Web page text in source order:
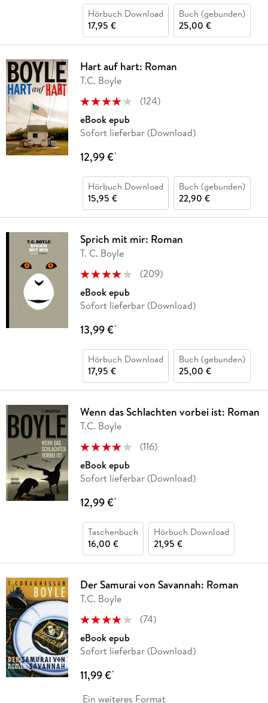
Hörbuch Download
17,95 €
Buch (gebunden)
25,00 €
Hart auf hart: Roman
T.C. Boyle
(124)
eBook epub
Sofort lieferbar (Download)
12,99 €*
Hörbuch Download
15,95 €
Buch (gebunden)
22,90 €
Sprich mit mir: Roman
T. C. Boyle
(209)
eBook epub
Sofort lieferbar (Download)
13,99 €*
Hörbuch Download
17,95 €
Buch (gebunden)
25,00 €
Wenn das Schlachten vorbei ist: Roman
T.C. Boyle
(116)
eBook epub
Sofort lieferbar (Download)
12,99 €*
Taschenbuch
16,00 €
Hörbuch Download
21,95 €
Der Samurai von Savannah: Roman
T.C. Boyle
(74)
eBook epub
Sofort lieferbar (Download)
11,99 €*
Ein weiteres Format